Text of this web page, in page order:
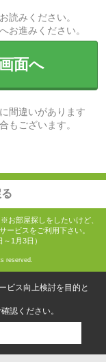
読みください。
お進みください。
面へ
間違いがあります
もございます。
お部屋探しをしたいけど、
ービスをご利用下さい。
1月3日）
reserved.
ビス向上検討を目的と
認ください。